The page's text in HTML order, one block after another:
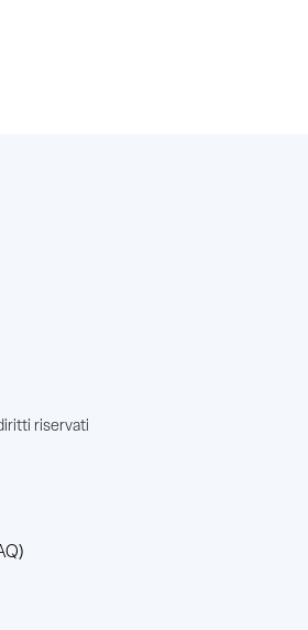
riservati